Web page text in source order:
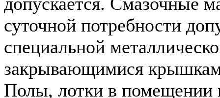
суточной потребности
специальной
закрывающимися
Полы, лотки в помещении